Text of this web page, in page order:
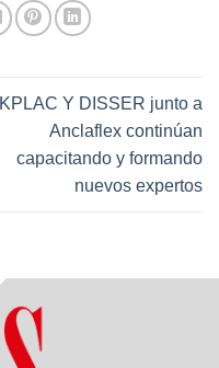
KPLAC Y DISSER junto a
Anclaflex continúan
capacitando y formando
nuevos expertos